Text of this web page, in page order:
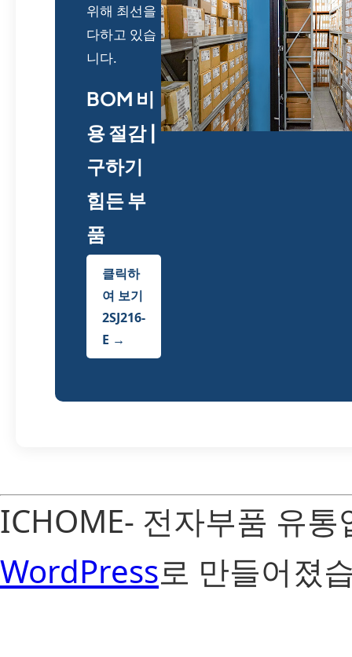
위해 최선을
다하고 있습
니다.
BOM 비
용 절감 |
구하기
힘든 부
품
클릭하
여 보기
2SJ216-
E →
ICHOME- 전자부품 유
WordPress로 만들어졌